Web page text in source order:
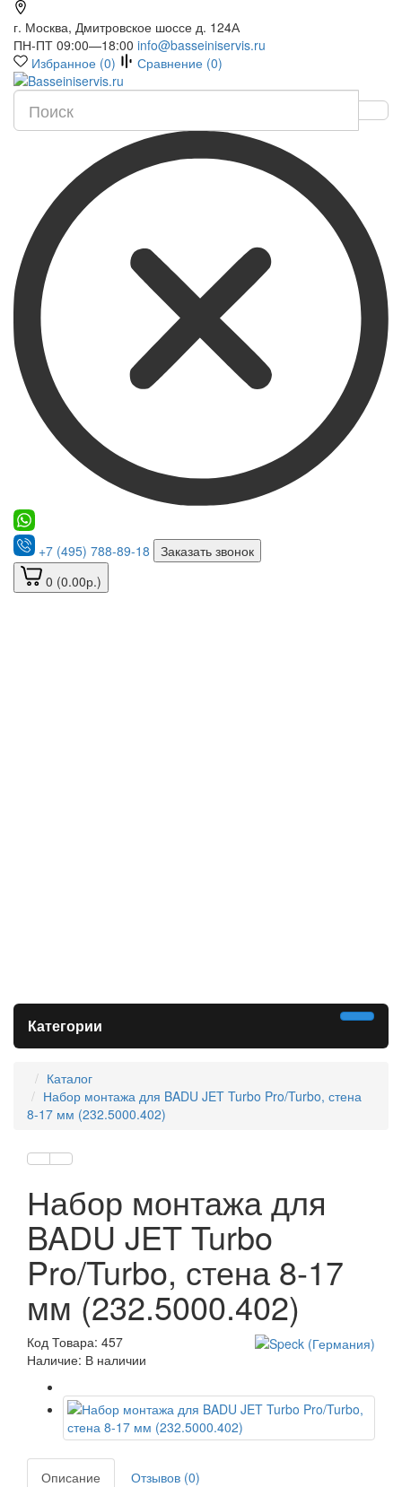
г. Москва, Дмитровское шоссе д. 124А
ПН-ПТ 09:00—18:00 info@basseiniservis.ru
Избранное (0) Сравнение (0)
+7 (495) 788-89-18
Заказать звонок
0 (0.00р.)
Категории
Каталог
Набор монтажа для BADU JET Turbo Pro/Turbo, стена
8-17 мм (232.5000.402)
Набор монтажа для
BADU JET Turbo
Pro/Turbo, стена 8-17
мм (232.5000.402)
Код Товара: 457
Наличие: В наличии
Описание Отзывов (0)